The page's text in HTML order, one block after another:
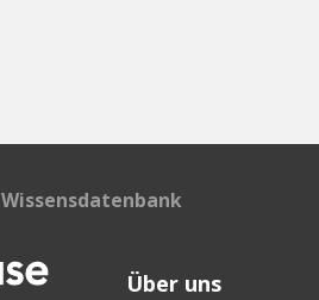
Wissensdatenbank
Über uns